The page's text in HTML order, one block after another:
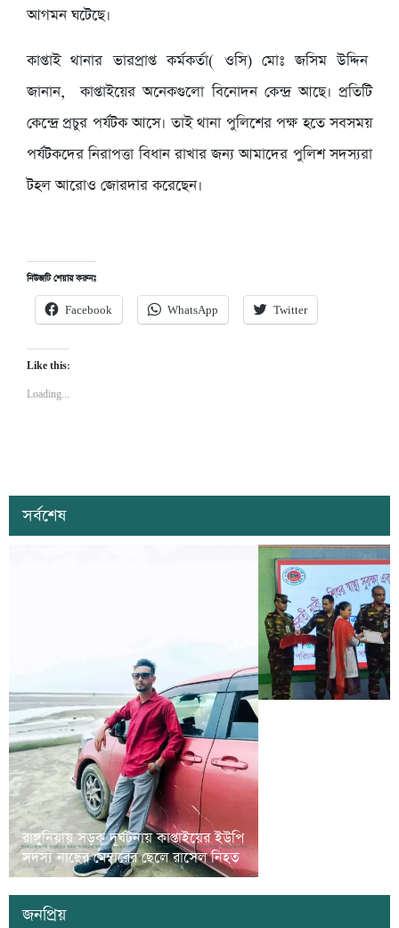
আগমন ঘটেছে।
কাপ্তাই থানার ভারপ্রাপ্ত কর্মকর্তা( ওসি) মোঃ জসিম উদ্দিন
জানান, কাপ্তাইয়ের অনেকগুলো বিনোদন কেন্দ্র আছে। প্রতিটি
কেন্দ্রে প্রচুর পর্যটক আসে। তাই থানা পুলিশের পক্ষ হতে সবসময়
পর্যটকদের নিরাপত্তা বিধান রাখার জন্য আমাদের পুলিশ সদস্যরা
টহল আরোও জোরদার করেছেন।
নিউজটি শেয়ার করুনঃ
Facebook WhatsApp Twitter
Like this:
Loading...
সর্বশেষ
রাঙ্গুনিয়ায় সড়ক দূর্ঘটনায় কাপ্তাইয়ের ইউপি
সদস্য নাছের মেম্বারের ছেলে রাসেল নিহত
জনপ্রিয়